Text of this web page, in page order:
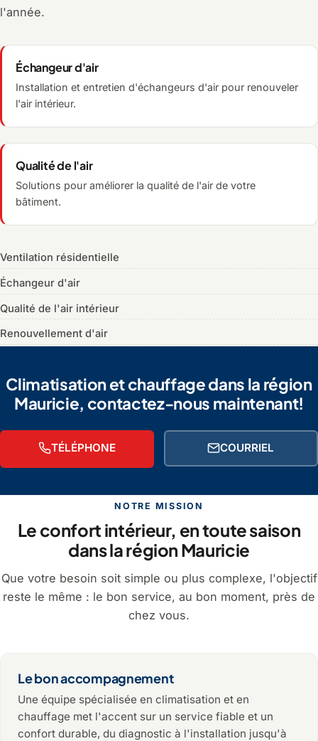
l'année.
Échangeur d'air
Installation et entretien d'échangeurs d'air pour renouveler
l'air intérieur.
Qualité de l'air
Solutions pour améliorer la qualité de l'air de votre
bâtiment.
Ventilation résidentielle
Échangeur d'air
Qualité de l'air intérieur
Renouvellement d'air
Climatisation et chauffage dans la région
Mauricie, contactez-nous maintenant!
TÉLÉPHONE COURRIEL
NOTRE MISSION
Le confort intérieur, en toute saison
dans la région Mauricie
Que votre besoin soit simple ou plus complexe, l'objectif
reste le même : le bon service, au bon moment, près de
chez vous.
Le bon accompagnement
Une équipe spécialisée en climatisation et en
chauffage met l'accent sur un service fiable et un
confort durable, du diagnostic à l'installation jusqu'à